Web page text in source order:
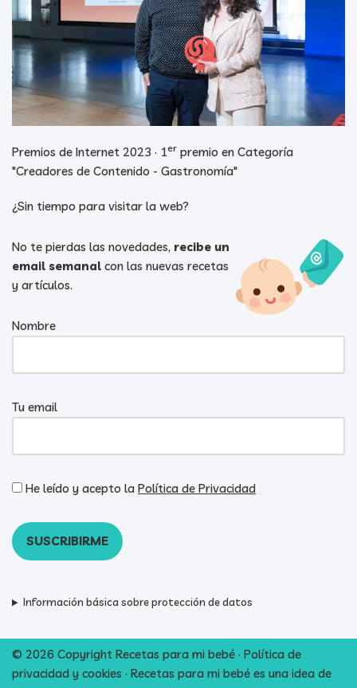
Premios de Internet 2023 · 1er premio en Categoría
"Creadores de Contenido - Gastronomía"
¿Sin tiempo para visitar la web?
No te pierdas las novedades, recibe un
email semanal con las nuevas recetas
y artículos.
Nombre
Tu email
He leído y acepto la Política de Privacidad
Información básica sobre protección de datos
© 2026 Copyright Recetas para mi bebé · Política de
privacidad y cookies · Recetas para mi bebé es una idea de